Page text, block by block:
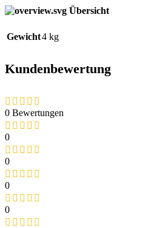
Übersicht
Gewicht4 kg
Kundenbewertung
0 Bewertungen
0
0
0
0